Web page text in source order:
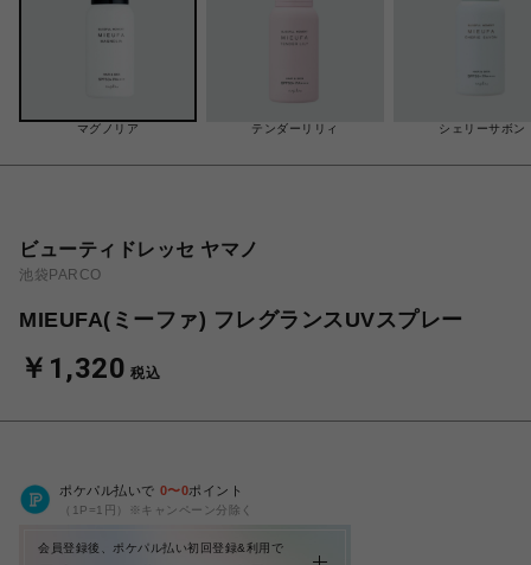
マグノリア テンダーリリィ シェリーサボン
ビューティドレッセ ヤマノ
池袋PARCO
MIEUFA(ミーファ) フレグランスUVスプレー
￥1,320 税込
ポケパル払いで 0〜0ポイント
（1P=1円）※キャンペーン分除く
会員登録後、ポケパル払い初回登録&利用で